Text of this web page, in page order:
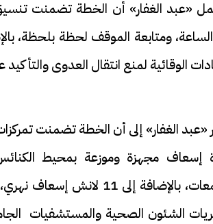
«عبد الغفار» أن الخطة تضمنت
ومتابعة الموقف لحظة بلحظة،
الوقائية لمنع انتقال العدوى
إسعاف مجهزة وموزعة بمحيط
التجمعات، بالإضافة
الشئون الصحية والمستشفيات
فيديو